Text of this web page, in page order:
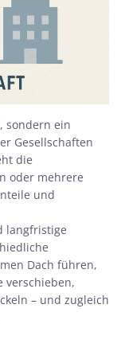
sondern ein
Gesellschaften
die
oder mehrere
und
langfristige
Dach führen,
verschieben,
– und zugleich